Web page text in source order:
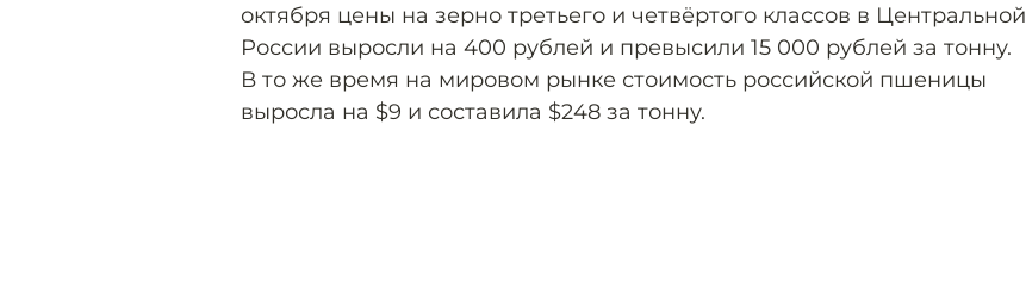
октября цены на зерно третьего и четвёртого классов в Центральной
России выросли на 400 рублей и превысили 15 000 рублей за тонну.
В то же время на мировом рынке стоимость российской пшеницы
выросла на $9 и составила $248 за тонну.